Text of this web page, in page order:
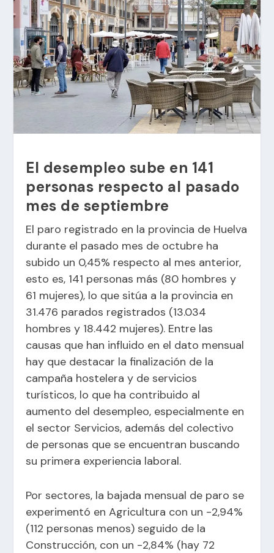
El desempleo sube en 141
personas respecto al pasado
mes de septiembre
El paro registrado en la provincia de Huelva
durante el pasado mes de octubre ha
subido un 0,45% respecto al mes anterior,
esto es, 141 personas más (80 hombres y
61 mujeres), lo que sitúa a la provincia en
31.476 parados registrados (13.034
hombres y 18.442 mujeres). Entre las
causas que han influido en el dato mensual
hay que destacar la finalización de la
campaña hostelera y de servicios
turísticos, lo que ha contribuido al
aumento del desempleo, especialmente en
el sector Servicios, además del colectivo
de personas que se encuentran buscando
su primera experiencia laboral.
Por sectores, la bajada mensual de paro se
experimentó en Agricultura con un -2,94%
(112 personas menos) seguido de la
Construcción, con un -2,84% (hay 72